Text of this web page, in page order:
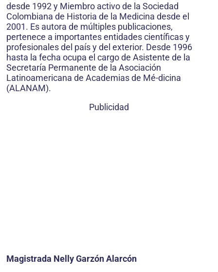
desde 1992 y Miembro activo de la Sociedad
Colombiana de Historia de la Medicina desde el
2001. Es autora de múltiples publicaciones,
pertenece a importantes entidades científicas y
profesionales del país y del exterior. Desde 1996
hasta la fecha ocupa el cargo de Asistente de la
Secretaría Permanente de la Asociación
Latinoamericana de Academias de Mé-dicina
(ALANAM).
Publicidad
Magistrada Nelly Garzón Alarcón